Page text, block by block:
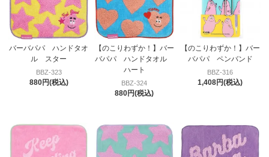
バーバパパ ハンドタオ
ル スター
BBZ-323
880円(税込)
【のこりわずか！】バー
バパパ ハンドタオル
ハート
BBZ-324
880円(税込)
【のこりわずか！】バー
バパパ ペンバンド
BBZ-316
1,408円(税込)